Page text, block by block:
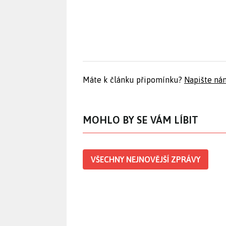
Máte k článku připomínku? Napište
MOHLO BY SE VÁM LÍBIT
VŠECHNY NEJNOVĚJŠÍ ZPRÁVY